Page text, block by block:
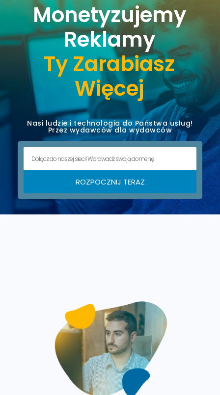
Monetyzujemy
Reklamy
Ty Zarabiasz
Więcej
Nasi ludzie i technologia do Państwa usług!
Przez wydawców dla wydawców
ROZPOCZNIJ TERAZ